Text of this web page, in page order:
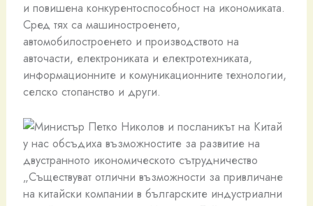
и повишена конкурентоспособност на икономиката.
Сред тях са машиностроенето,
автомобилостроенето и производството на
авточасти, електрониката и електротехниката,
информационните и комуникационните технологии,
селско стопанство и други.
„Съществуват отлични възможности за привличане
на китайски компании в българските индустриални